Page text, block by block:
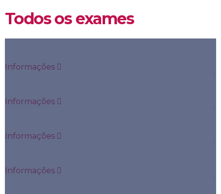
Todos os exames
Informações
Informações
Informações
Informações